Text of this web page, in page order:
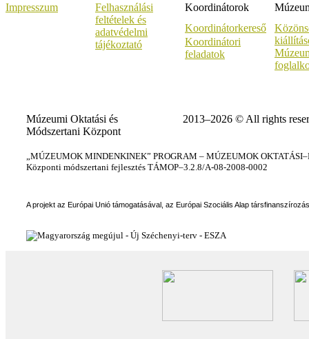
Impresszum
Felhasználási
feltételek és
adatvédelmi
tájékoztató
Koordinátorok
Koordinátorkereső
Koordinátori
feladatok
Múzeumi Oktatási és
Módszertani Központ
2013–2026 © All rights
„MÚZEUMOK MINDENKINEK” PROGRAM – MÚZEUMOK
Központi módszertani fejlesztés TÁMOP–3.2.8/A-08-2008-0002
A projekt az Európai Unió támogatásával, az Európai Szociális Alap